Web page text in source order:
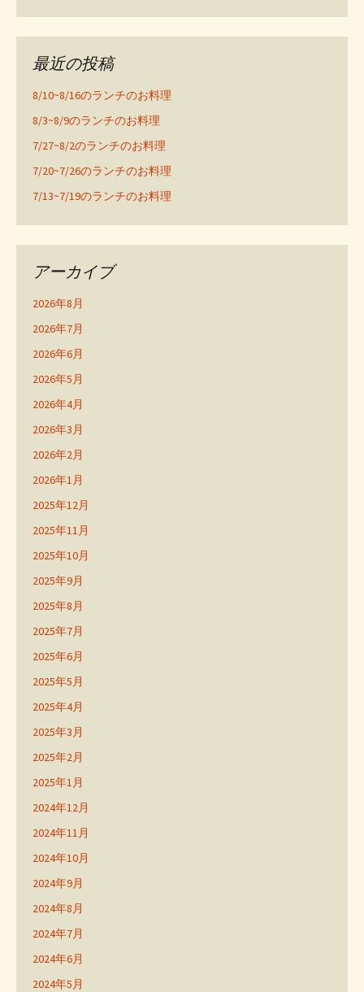
最近の投稿
8/10~8/16のランチのお料理
8/3~8/9のランチのお料理
7/27~8/2のランチのお料理
7/20~7/26のランチのお料理
7/13~7/19のランチのお料理
アーカイブ
2026年8月
2026年7月
2026年6月
2026年5月
2026年4月
2026年3月
2026年2月
2026年1月
2025年12月
2025年11月
2025年10月
2025年9月
2025年8月
2025年7月
2025年6月
2025年5月
2025年4月
2025年3月
2025年2月
2025年1月
2024年12月
2024年11月
2024年10月
2024年9月
2024年8月
2024年7月
2024年6月
2024年5月